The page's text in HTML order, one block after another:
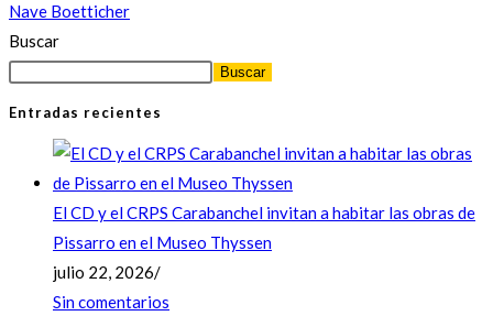
Nave Boetticher
Buscar
Buscar
Entradas recientes
El CD y el CRPS Carabanchel invitan a habitar las obras de
Pissarro en el Museo Thyssen
julio 22, 2026/
Sin comentarios